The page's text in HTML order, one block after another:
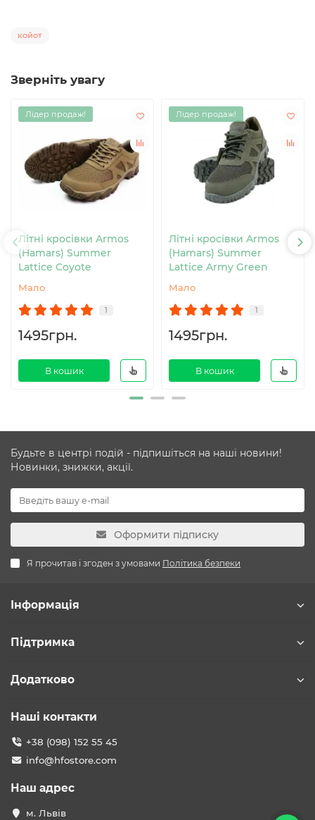
койот
Зверніть увагу
Лідер продаж!
Літні кросівки Armos
(Hamars) Summer
Lattice Coyote
Мало
1
1495грн.
В кошик
Лідер продаж!
Літні кросівки Armos
(Hamars) Summer
Lattice Army Green
Мало
1
1495грн.
В кошик
Будьте в центрі подій - підпишіться на наші новини!
Новинки, знижки, акції.
Оформити підписку
Я прочитав і згоден з умовами Політика безпеки
Інформація
Підтримка
Додатково
Наші контакти
+38 (098) 152 55 45
info@hfostore.com
Наш адрес
м. Львів